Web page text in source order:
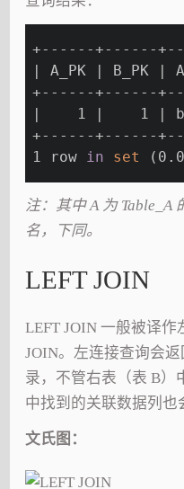
+------+------
| A_PK | B_PK |
+------+------
|    1 |    1 |
+------+------
1 row in set
注：其中 A 为 Table_A
名，下同。
LEFT JOIN
LEFT JOIN 一般被译作
JOIN。左连接查询会
录，不管右表（表 B）
中找到的关联数据列也
文氏图：